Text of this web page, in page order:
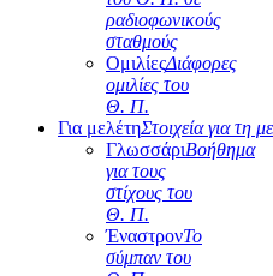
ραδιοφωνικούς
σταθμούς
ΟμιλίεςΔιάφορες
ομιλίες του
Θ. Π.
Για μελέτηΣτοιχεία για τη
ΓλωσσάριΒοήθημα
για τους
στίχους του
Θ. Π.
ΈναστρονΤο
σύμπαν του